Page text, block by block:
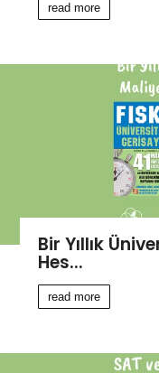
read more
Bir Yıllık
Hes...
read more